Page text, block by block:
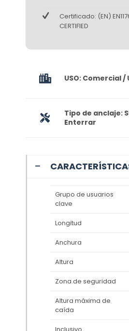
Certificado: (EN)
CERTIFIED
USO: Comercial /
Tipo de anclaje:
Enterrar
Grupo de usuarios
clave
Longitud
Anchura
Altura
Zona de seguridad
Altura máxima de
caída